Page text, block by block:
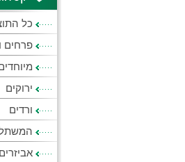
כל
פרחים
ירוקים
ורדים